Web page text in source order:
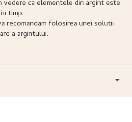
vedere ca elementele din argint este
timp.
recomandam folosirea unei solutii
a argintului.